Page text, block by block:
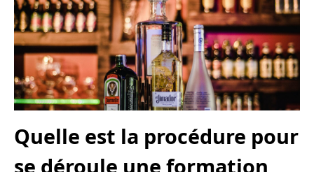
Quelle est la procédure pour
se déroule une formation